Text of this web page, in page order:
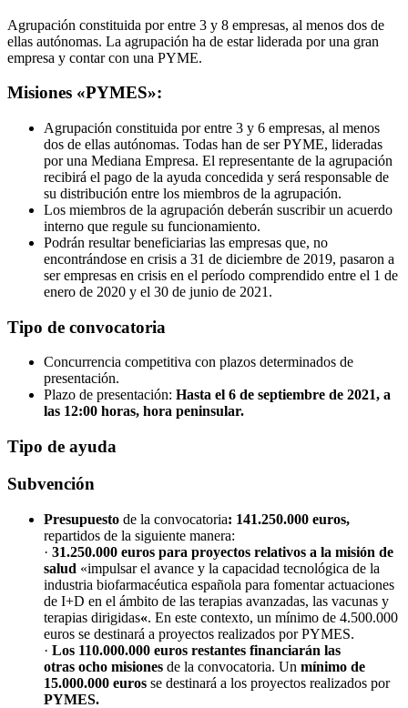
Agrupación constituida por entre 3 y 8 empresas, al menos dos de
ellas autónomas. La agrupación ha de estar liderada por una gran
empresa y contar con una PYME.
Misiones «PYMES»:
Agrupación constituida por entre 3 y 6 empresas, al menos
dos de ellas autónomas. Todas han de ser PYME, lideradas
por una Mediana Empresa. El representante de la agrupación
recibirá el pago de la ayuda concedida y será responsable de
su distribución entre los miembros de la agrupación.
Los miembros de la agrupación deberán suscribir un acuerdo
interno que regule su funcionamiento.
Podrán resultar beneficiarias las empresas que, no
encontrándose en crisis a 31 de diciembre de 2019, pasaron a
ser empresas en crisis en el período comprendido entre el 1 de
enero de 2020 y el 30 de junio de 2021.
Tipo de convocatoria
Concurrencia competitiva con plazos determinados de
presentación.
Plazo de presentación: Hasta el 6 de septiembre de 2021, a
las 12:00 horas, hora peninsular.
Tipo de ayuda
Subvención
Presupuesto de la convocatoria: 141.250.000 euros,
repartidos de la siguiente manera:
· 31.250.000 euros para proyectos relativos a la misión de
salud «impulsar el avance y la capacidad tecnológica de la
industria biofarmacéutica española para fomentar actuaciones
de I+D en el ámbito de las terapias avanzadas, las vacunas y
terapias dirigidas«. En este contexto, un mínimo de 4.500.000
euros se destinará a proyectos realizados por PYMES.
· Los 110.000.000 euros restantes financiarán las
otras ocho misiones de la convocatoria. Un mínimo de
15.000.000 euros se destinará a los proyectos realizados por
PYMES.